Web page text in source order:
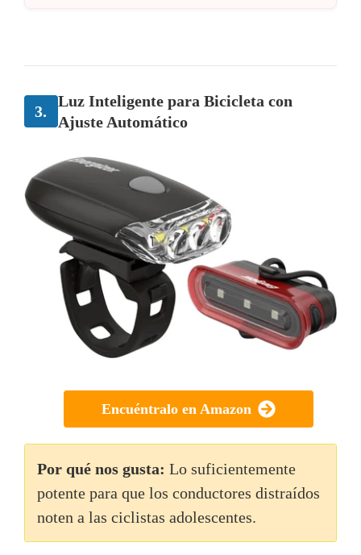
3.
Luz Inteligente para Bicicleta con
Ajuste Automático
Encuéntralo en Amazon
Por qué nos gusta: Lo suficientemente
potente para que los conductores distraídos
noten a las ciclistas adolescentes.